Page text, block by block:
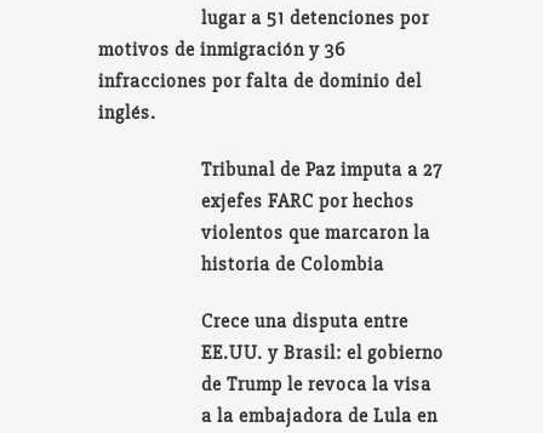
lugar a 51 detenciones por
motivos de inmigración y 36
infracciones por falta de dominio del
inglés.
Tribunal de Paz imputa a 27
exjefes FARC por hechos
violentos que marcaron la
historia de Colombia
Crece una disputa entre
EE.UU. y Brasil: el gobierno
de Trump le revoca la visa
a la embajadora de Lula en